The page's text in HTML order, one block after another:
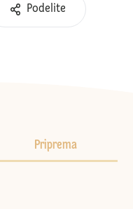
Podelite
Priprema